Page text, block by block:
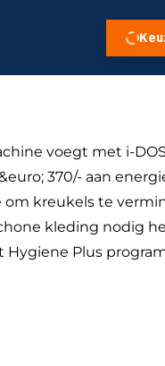
voegt met i-
370/- aan
om kreukels te
kleding nodig
Hygiene Plus